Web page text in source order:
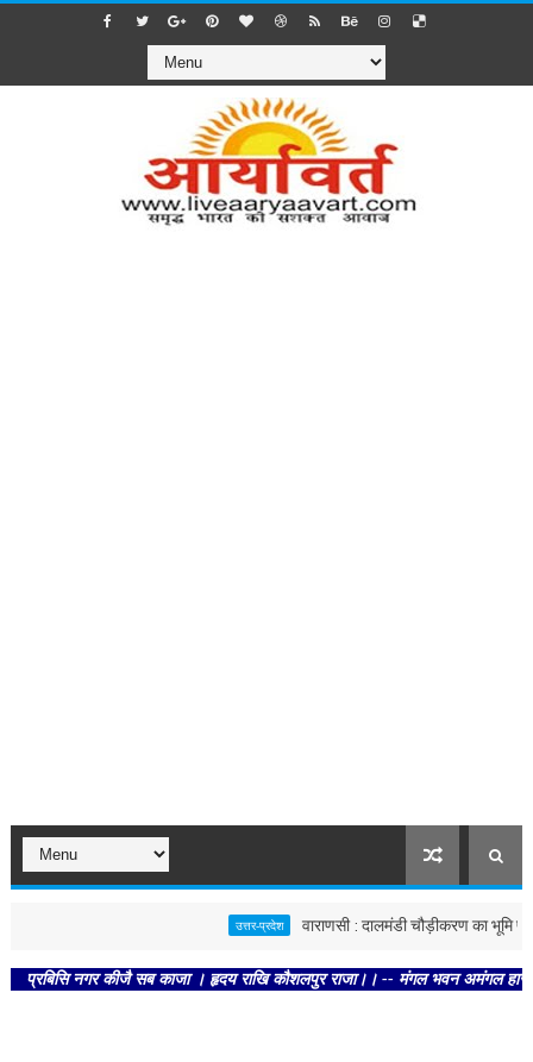
उत्तर-प्रदेश वाराणसी : दालमंडी चौड़ीकरण का भूमि पूजन,
नगर कीजै सब काजा । हृदय राखि कौशलपुर राजा।। -- मंगल भवन अमंगल हारी।